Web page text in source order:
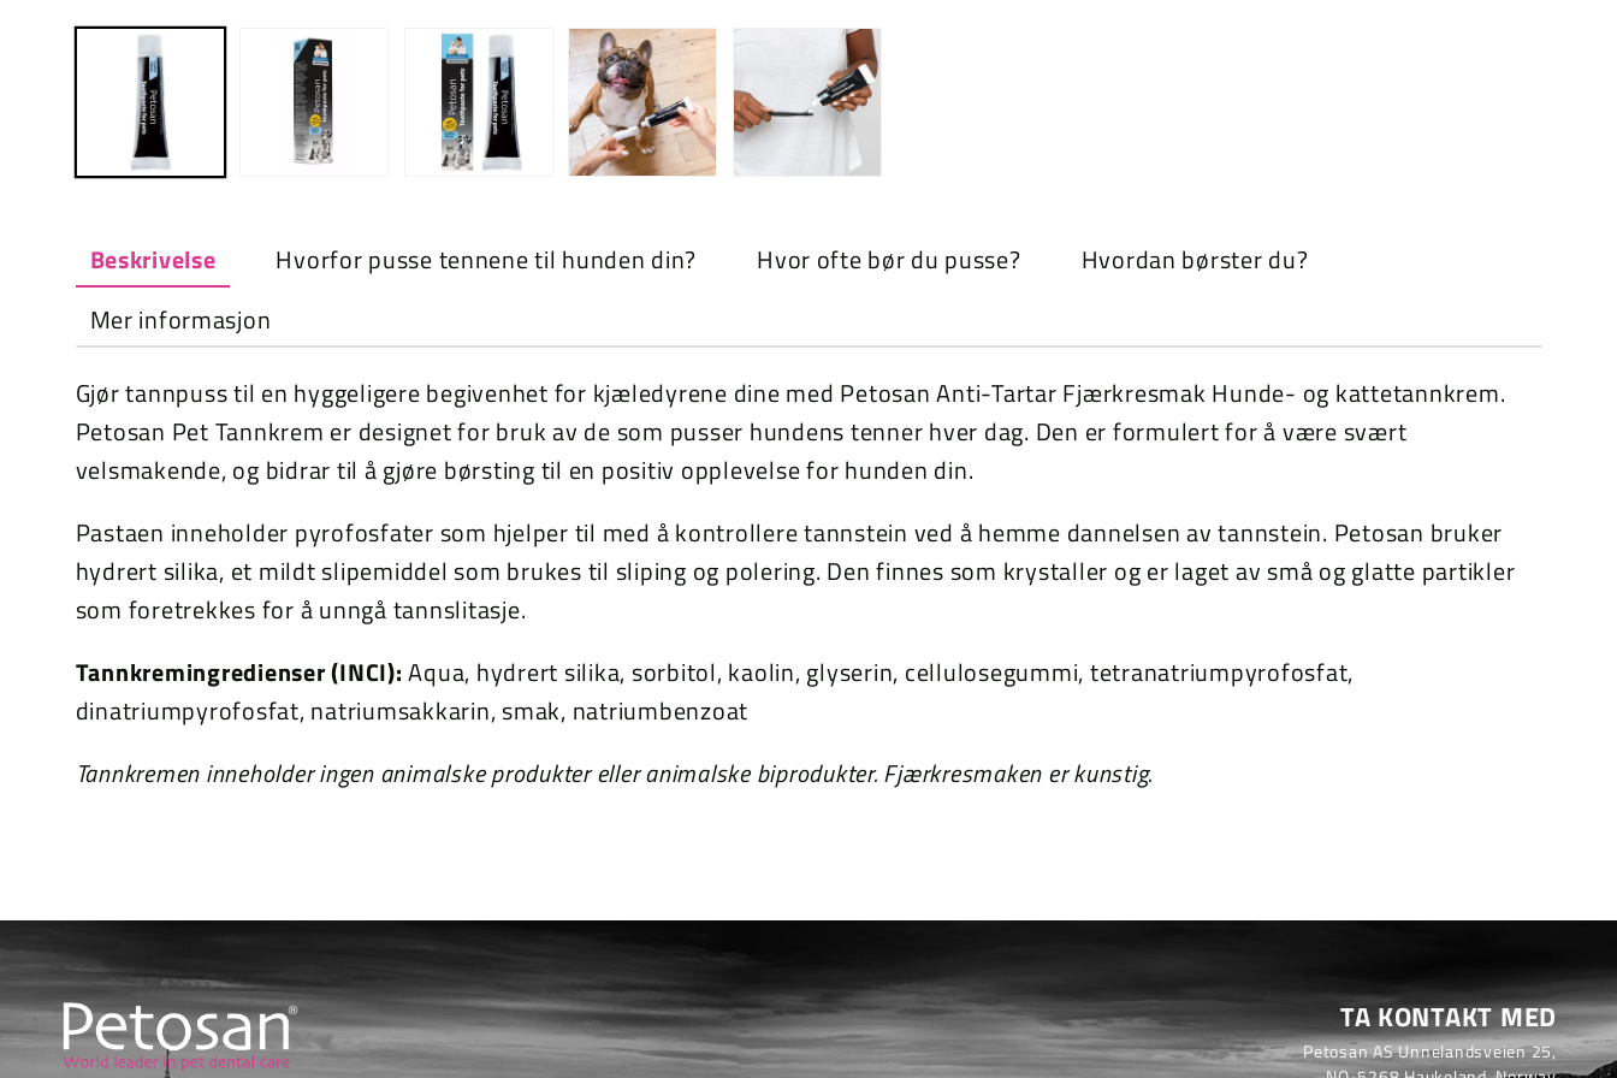
media
Beskrivelse
Gjør tannpuss til en hyggeligere begivenhet for kjæledyrene dine med Petosan Anti-Tartar Fjærkresmak Hunde- og kattetannkrem.
Petosan Pet Tannkrem er designet for bruk av de som pusser hundens tenner hver dag. Den er formulert for å være svært
velsmakende, og bidrar til å gjøre børsting til en positiv opplevelse for hunden din.
Pastaen inneholder pyrofosfater som hjelper til med å kontrollere tannstein ved å hemme dannelsen av tannstein. Petosan bruker
hydrert silika, et mildt slipemiddel som brukes til sliping og polering. Den finnes som krystaller og er laget av små og glatte partikler
som foretrekkes for å unngå tannslitasje.
Tannkremingredienser (INCI):Aqua, hydrert silika, sorbitol, kaolin, glyserin, cellulosegummi, tetranatriumpyrofosfat,
dinatriumpyrofosfat, natriumsakkarin, smak, natriumbenzoat
Tannkremen inneholder ingen animalske produkter eller animalske biprodukter. Fjærkresmaken er kunstig.
Hvorfor pusse tennene til hunden din? Hvor ofte bør du pusse?
Hvordan børster du?
Mer informasjon
TA KONTAKT MED
Petosan AS Unnelandsveien 25,